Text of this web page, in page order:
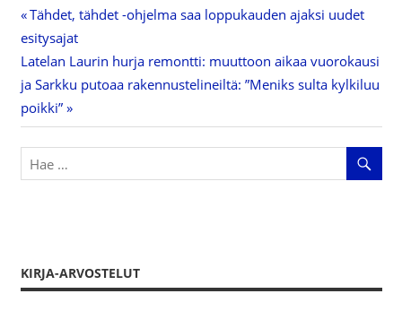
Artikkelien
selaus
Previous
Post:
Tähdet, tähdet -ohjelma saa loppukauden ajaksi uudet
esitysajat
Next
Post:
Latelan Laurin hurja remontti: muuttoon aikaa vuorokausi
ja Sarkku putoaa rakennustelineiltä: ”Meniks sulta kylkiluu
poikki”
KIRJA-ARVOSTELUT